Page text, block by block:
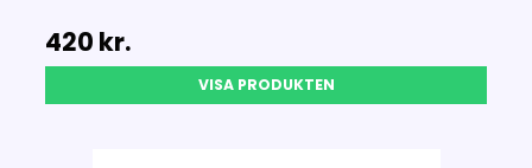
420 kr.
VISA PRODUKTEN